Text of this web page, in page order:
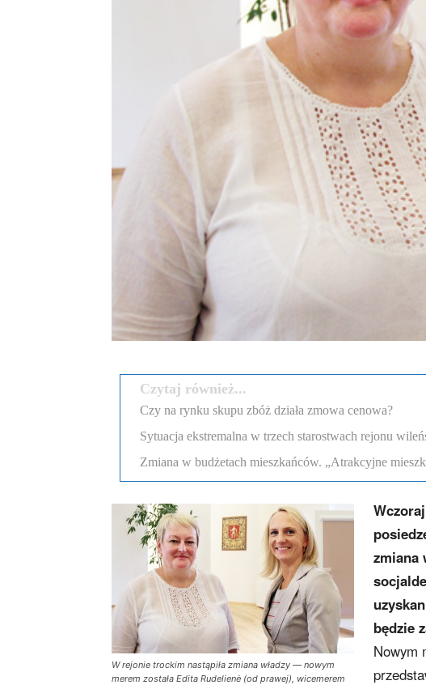
Czytaj również...
Czy na rynku skupu zbóż działa zmowa cenowa?
Sytuacja ekstremalna w trzech starostwach rejonu
Zmiana w budżetach mieszkańców. „Atrakcyjne
W rejonie trockim nastąpiła zmiana władzy — nowym
merem została Edita Rudelienė (od prawej), wicemerem
zmiana
będzie
Nowym